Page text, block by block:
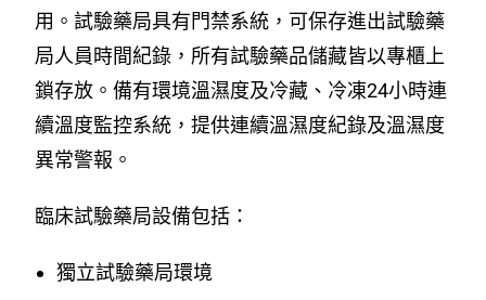
用。試驗藥局具有門禁系統，可保存進出試驗藥
局人員時間紀錄，所有試驗藥品儲藏皆以專櫃上
鎖存放。備有環境溫濕度及冷藏、冷凍24小時連
續溫度監控系統，提供連續溫濕度紀錄及溫濕度
異常警報。
臨床試驗藥局設備包括：
獨立試驗藥局環境